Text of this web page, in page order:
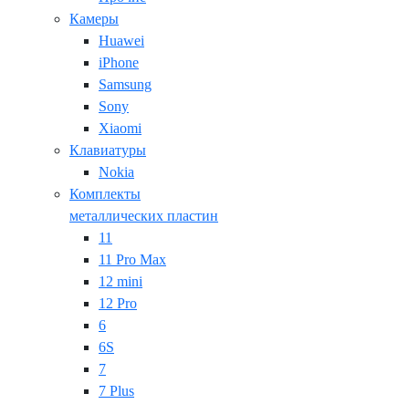
Камеры
Huawei
iPhone
Samsung
Sony
Xiaomi
Клавиатуры
Nokia
Комплекты
металлических пластин
11
11 Pro Max
12 mini
12 Pro
6
6S
7
7 Plus